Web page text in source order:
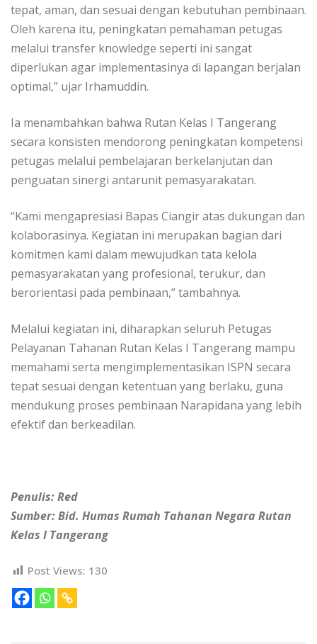
tepat, aman, dan sesuai dengan kebutuhan pembinaan.
Oleh karena itu, peningkatan pemahaman petugas
melalui transfer knowledge seperti ini sangat
diperlukan agar implementasinya di lapangan berjalan
optimal,” ujar Irhamuddin.
Ia menambahkan bahwa Rutan Kelas I Tangerang
secara konsisten mendorong peningkatan kompetensi
petugas melalui pembelajaran berkelanjutan dan
penguatan sinergi antarunit pemasyarakatan.
“Kami mengapresiasi Bapas Ciangir atas dukungan dan
kolaborasinya. Kegiatan ini merupakan bagian dari
komitmen kami dalam mewujudkan tata kelola
pemasyarakatan yang profesional, terukur, dan
berorientasi pada pembinaan,” tambahnya.
Melalui kegiatan ini, diharapkan seluruh Petugas
Pelayanan Tahanan Rutan Kelas I Tangerang mampu
memahami serta mengimplementasikan ISPN secara
tepat sesuai dengan ketentuan yang berlaku, guna
mendukung proses pembinaan Narapidana yang lebih
efektif dan berkeadilan.
Penulis: Red
Sumber: Bid. Humas Rumah Tahanan Negara Rutan
Kelas I Tangerang
Post Views: 130